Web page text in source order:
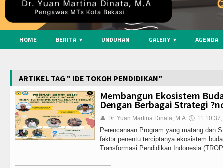
HOME BERITA UNDUHAN GALERY AGENDA
ARTIKEL TAG " IDE TOKOH PENDIDIKAN"
Membangun Ekosistem
Dengan Berbagai Strategi
👤 Dr. Yuan Martina Dinata, M.A. 🕔
Perencanaan Program yang matang dan
faktor penentu terciptanya ekosistem
Transformasi Pendidikan Indonesia